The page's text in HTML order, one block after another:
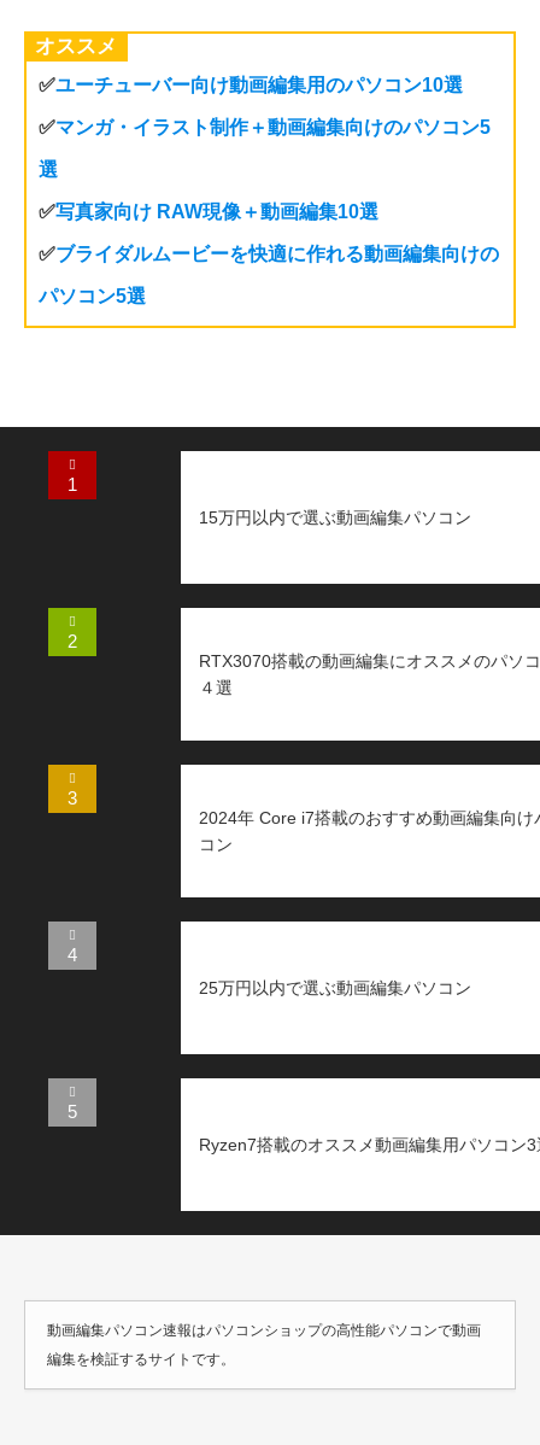
オススメ
✅ユーチューバー向け動画編集用のパソコン10選
✅マンガ・イラスト制作＋動画編集向けのパソコン5
選
✅写真家向け RAW現像＋動画編集10選
✅ブライダルムービーを快適に作れる動画編集向けの
パソコン5選
1
15万円以内で選ぶ動画編集パソコン
2
RTX3070搭載の動画編集にオススメのパソ
４選
3
2024年 Core i7搭載のおすすめ動画編集向け
コン
4
25万円以内で選ぶ動画編集パソコン
5
Ryzen7搭載のオススメ動画編集用パソコン3
動画編集パソコン速報はパソコンショップの高性能パソコンで動画
編集を検証するサイトです。